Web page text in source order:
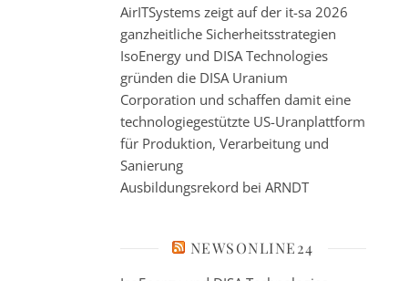
AirITSystems zeigt auf der it-sa 2026
ganzheitliche Sicherheitsstrategien
IsoEnergy und DISA Technologies
gründen die DISA Uranium
Corporation und schaffen damit eine
technologiegestützte US-Uranplattform
für Produktion, Verarbeitung und
Sanierung
Ausbildungsrekord bei ARNDT
NEWSONLINE24